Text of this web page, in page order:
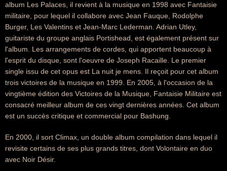
album Les Palaces, il revient à la musique en 1998 avec Fantaisie
militaire, pour lequel il collabore avec Jean Fauque, Rodolphe
Burger, Les Valentins et Jean-Marc Lederman. Adrian Utley,
guitariste du groupe anglais Portishead, est également présent sur
l'album. Les arrangements de cordes, qui apportent beaucoup à
l'esprit du disque, sont l'oeuvre de Joseph Racaille. Le premier
single issu de cet opus est La nuit je mens. Il reçoit pour cet album
trois victoires de la musique en 1999. En 2005, à l'occasion de la
vingtième édition des Victoires de la Musique, Fantaisie Militaire est
consacré meilleur album de ces vingt dernières années. Cet album
est un succès critique et commercial pour Bashung.
En 2000, il sort Climax, un double album compilation dans lequel il
revisite certains de ses plus grands titres, dont Volontaire en duo
avec Noir Désir.